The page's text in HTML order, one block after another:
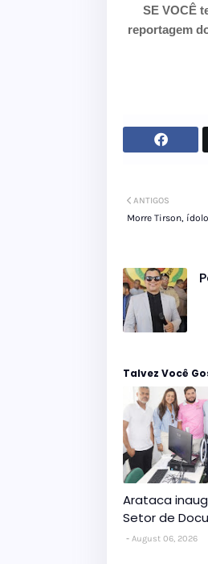
SE VOCÊ
reportagem
ANTIGOS
Morre Tirson,
Talvez Você
Arataca
Setor de
August 06, 2026